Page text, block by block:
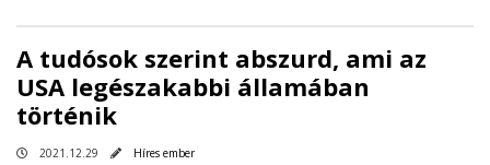
A tudósok szerint abszurd, ami az
USA legészakabbi államában
történik
2021.12.29 Híres ember